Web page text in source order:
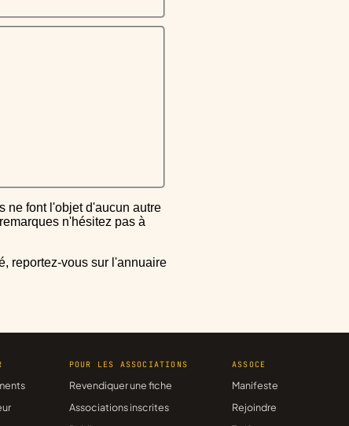
n'hésitez pas à
POUR LES ASSOCIATIONS
Revendiquer une fiche
Associations inscrites
ASSOCE
Manifeste
Rejoindre